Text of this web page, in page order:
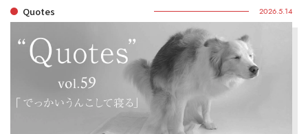
Quotes 2026.5.14